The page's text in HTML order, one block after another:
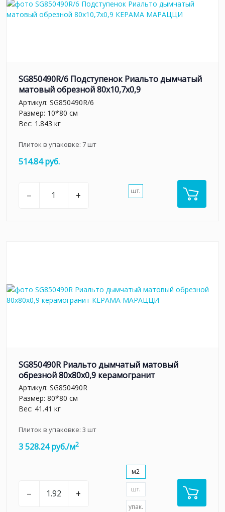
SG850490R/6 Подступенок Риальто дымчатый
матовый обрезной 80x10,7x0,9
Артикул: SG850490R/6
Размер: 10*80 см
Вес: 1.843 кг
Плиток в упаковке: 7шт
514.84 руб.
– + шт.
SG850490R Риальто дымчатый матовый
обрезной 80x80x0,9 керамогранит
Артикул: SG850490R
Размер: 80*80 см
Вес: 41.41 кг
Плиток в упаковке: 3 шт
3 528.24 руб./м2
– +
м2
шт.
упак.